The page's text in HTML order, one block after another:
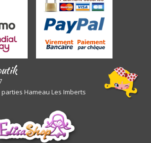
parties Hameau Les Imberts